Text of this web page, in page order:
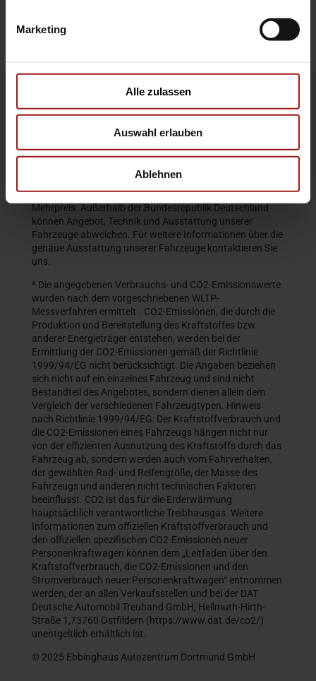
Marketing
Alle zulassen
Auswahl erlauben
Ablehnen
Garantie
Die Produktbeschreibungen und Abbildungen enthalten
teilweise auch Sonderausstattungen, die nicht zum
entspricht dem Stand bei Veröffentlichung. Wir behalten
Die abgebildeten Farben geben den wirklichen Farbton nur
annähernd wieder. Gezeigte Sonderausstattungen gegen
Mehrpreis. Außerhalb der Bundesrepublik Deutschland
können Angebot, Technik und Ausstattung unserer
Fahrzeuge abweichen. Für weitere Informationen über die
genaue Ausstattung unserer Fahrzeuge kontaktieren Sie
uns.
* Die angegebenen Verbrauchs- und CO2-Emissionswerte
wurden nach dem vorgeschriebenen WLTP-
Messverfahren ermittelt.. CO2-Emissionen, die durch die
Produktion und Bereitstellung des Kraftstoffes bzw.
anderer Energieträger entstehen, werden bei der
Ermittlung der CO2-Emissionen gemäß der Richtlinie
1999/94/EG nicht berücksichtigt. Die Angaben beziehen
sich nicht auf ein einzelnes Fahrzeug und sind nicht
Bestandteil des Angebotes, sondern dienen allein dem
Vergleich der verschiedenen Fahrzeugtypen. Hinweis
nach Richtlinie 1999/94/EG: Der Kraftstoffverbrauch und
die CO2-Emissionen eines Fahrzeugs hängen nicht nur
von der effizienten Ausnutzung des Kraftstoffs durch das
Fahrzeug ab, sondern werden auch vom Fahrverhalten,
der gewählten Rad- und Reifengröße, der Masse des
Fahrzeugs und anderen nicht technischen Faktoren
beeinflusst. CO2 ist das für die Erderwärmung
hauptsächlich verantwortliche Treibhausgas. Weitere
Informationen zum offiziellen Kraftstoffverbrauch und
den offiziellen spezifischen CO2-Emissionen neuer
Personenkraftwagen können dem „Leitfaden über den
Kraftstoffverbrauch, die CO2-Emissionen und den
Stromverbrauch neuer Personenkraftwagen“ entnommen
werden, der an allen Verkaufsstellen und bei der DAT
Deutsche Automobil Treuhand GmbH, Hellmuth-Hirth-
Straße 1,73760 Ostfildern (https://www.dat.de/co2/)
unentgeltlich erhältlich ist.
© 2025 Ebbinghaus Autozentrum Dortmund GmbH